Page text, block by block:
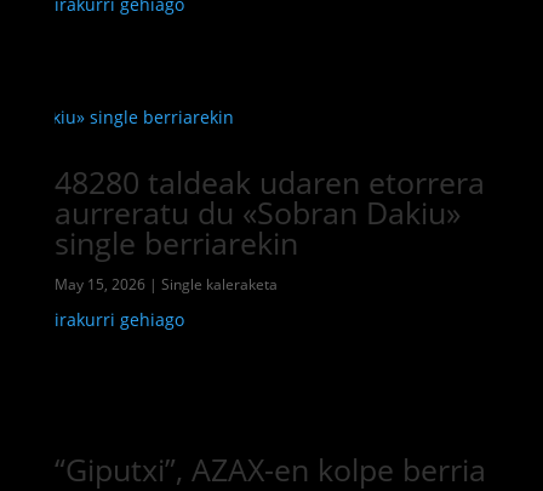
48280 taldeak udaren etorrera
aurreratu du «Sobran Dakiu»
single berriarekin
May 15, 2026 | Single kaleraketa
irakurri gehiago
“Giputxi”, AZAX-en kolpe berria